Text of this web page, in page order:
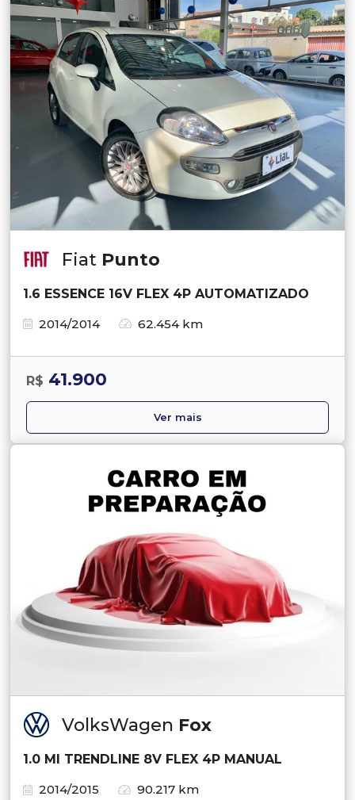
Fiat Punto
1.6 ESSENCE 16V FLEX 4P AUTOMATIZADO
2014/2014
62.454 km
R$ 41.900
Ver mais
VolksWagen Fox
1.0 MI TRENDLINE 8V FLEX 4P MANUAL
2014/2015
90.217 km